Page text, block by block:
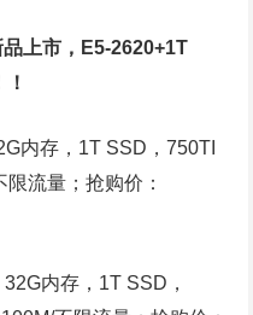
上市，E5-2620+1T
内存，1T SSD，750TI
流量；抢购价：
内存，1T SSD，